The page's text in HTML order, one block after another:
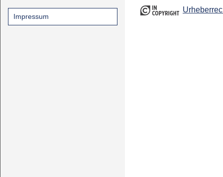
Impressum